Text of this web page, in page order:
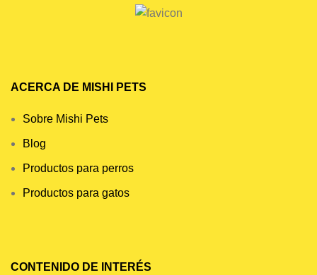
ACERCA DE MISHI PETS
Sobre Mishi Pets
Blog
Productos para perros
Productos para gatos
CONTENIDO DE INTERÉS